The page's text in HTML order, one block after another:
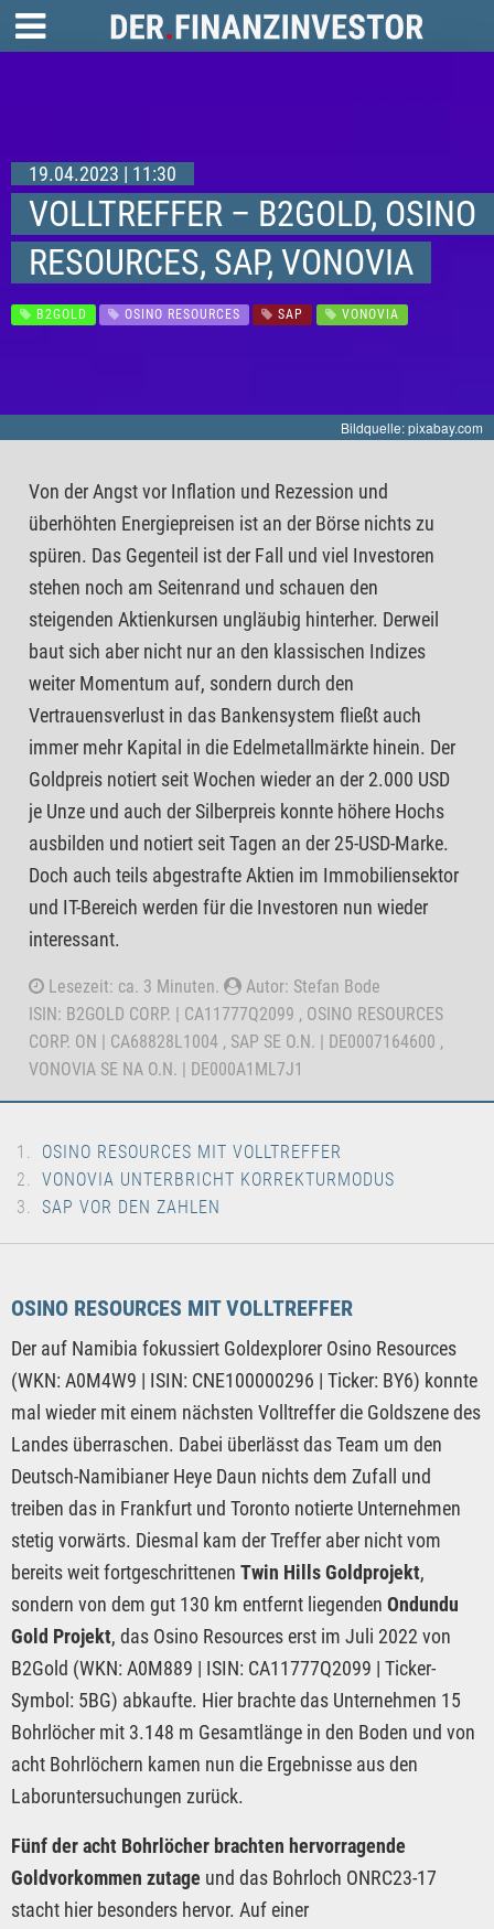
19.04.2023 | 11:30
VOLLTREFFER – B2GOLD, OSINO
RESOURCES, SAP, VONOVIA
B2GOLD OSINO RESOURCES SAP VONOVIA
Bildquelle: pixabay.com
Von der Angst vor Inflation und Rezession und
überhöhten Energiepreisen ist an der Börse nichts zu
spüren. Das Gegenteil ist der Fall und viel Investoren
stehen noch am Seitenrand und schauen den
steigenden Aktienkursen ungläubig hinterher. Derweil
baut sich aber nicht nur an den klassischen Indizes
weiter Momentum auf, sondern durch den
Vertrauensverlust in das Bankensystem fließt auch
immer mehr Kapital in die Edelmetallmärkte hinein. Der
Goldpreis notiert seit Wochen wieder an der 2.000 USD
je Unze und auch der Silberpreis konnte höhere Hochs
ausbilden und notiert seit Tagen an der 25-USD-Marke.
Doch auch teils abgestrafte Aktien im Immobiliensektor
und IT-Bereich werden für die Investoren nun wieder
interessant.
Lesezeit: ca. 3 Minuten.
Autor: Stefan Bode
ISIN: B2GOLD CORP. | CA11777Q2099 , OSINO RESOURCES
CORP. ON | CA68828L1004 , SAP SE O.N. | DE0007164600 ,
VONOVIA SE NA O.N. | DE000A1ML7J1
OSINO RESOURCES MIT VOLLTREFFER
VONOVIA UNTERBRICHT KORREKTURMODUS
SAP VOR DEN ZAHLEN
OSINO RESOURCES MIT VOLLTREFFER
Der auf Namibia fokussiert Goldexplorer Osino Resources
(WKN: A0M4W9 | ISIN: CNE100000296 | Ticker: BY6) konnte
mal wieder mit einem nächsten Volltreffer die Goldszene des
Landes überraschen. Dabei überlässt das Team um den
Deutsch-Namibianer Heye Daun nichts dem Zufall und
treiben das in Frankfurt und Toronto notierte Unternehmen
stetig vorwärts. Diesmal kam der Treffer aber nicht vom
bereits weit fortgeschrittenen Twin Hills Goldprojekt,
sondern von dem gut 130 km entfernt liegenden Ondundu
Gold Projekt, das Osino Resources erst im Juli 2022 von
B2Gold (WKN: A0M889 | ISIN: CA11777Q2099 | Ticker-
Symbol: 5BG) abkaufte. Hier brachte das Unternehmen 15
Bohrlöcher mit 3.148 m Gesamtlänge in den Boden und von
acht Bohrlöchern kamen nun die Ergebnisse aus den
Laboruntersuchungen zurück.
Fünf der acht Bohrlöcher brachten hervorragende
Goldvorkommen zutage und das Bohrloch ONRC23-17
stacht hier besonders hervor. Auf einer